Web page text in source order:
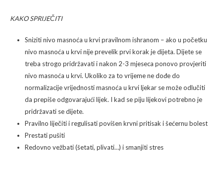
KAKO SPRIJEČITI
Sniziti nivo masnoća u krvi pravilnom ishranom – ako u početku
nivo masnoća u krvi nije prevelik prvi korak je dijeta. Dijete se
treba strogo pridržavati i nakon 2-3 mjeseca ponovo provjeriti
nivo masnoća u krvi. Ukoliko za to vrijeme ne dođe do
normalizacije vrijednosti masnoća u krvi ljekar se može odlučiti
da prepiše odgovarajući lijek. I kad se piju lijekovi potrebno je
pridržavati se dijete.
Pravilno liječiti i regulisati povišen krvni pritisak i šećernu bolest
Prestati pušiti
Redovno vežbati (šetati, plivati…) i smanjiti stres